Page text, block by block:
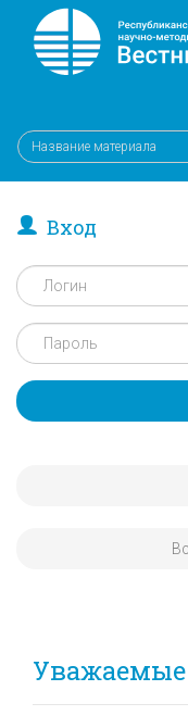
Вход
Уважаемые